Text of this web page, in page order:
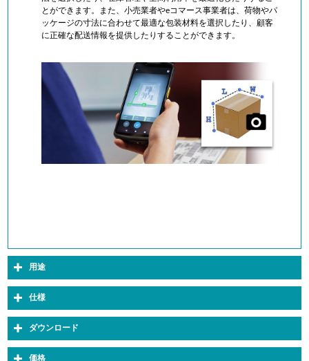
とができます。また、小売業者やeコマース事業者は、荷物やパ
ッケージの寸法に合わせて最適な包装材料を選択したり、顧客
に正確な配送情報を提供したりすることができます。
用途
仕様
ダウンロード
価格